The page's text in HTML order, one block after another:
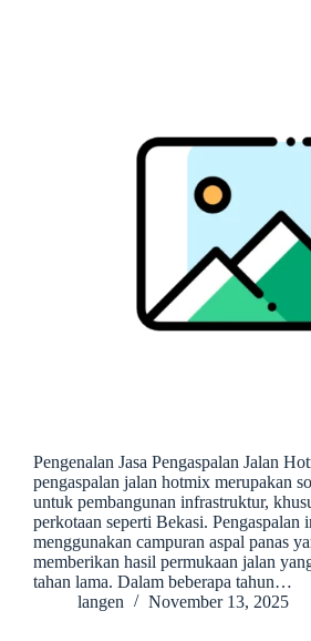
Pengenalan Jasa Pengaspalan Jalan
pengaspalan jalan hotmix merupakan
untuk pembangunan infrastruktur,
perkotaan seperti Bekasi. Pengaspalan
menggunakan campuran aspal panas
memberikan hasil permukaan jalan
tahan lama. Dalam beberapa tahun…
langen
November 13, 2025